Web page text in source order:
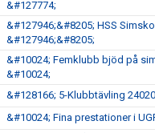
&#127774;
&#127946;&#8205; HSS
&#127946;&#8205;
&#10024; Femklubb bjöd på
&#10024;
&#128166; 5-Klubbtävling
&#10024; Fina prestationer i